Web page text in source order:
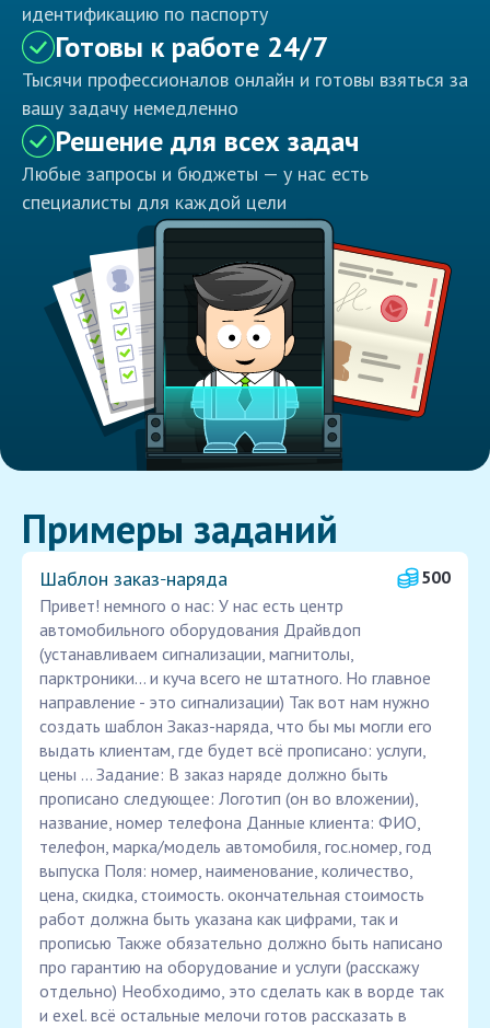
идентификацию по паспорту
Готовы к работе 24/7
Тысячи профессионалов онлайн и готовы взяться за
вашу задачу немедленно
Решение для всех задач
Любые запросы и бюджеты — у нас есть
специалисты для каждой цели
Примеры заданий
Шаблон заказ‑наряда
500
Привет! немного о нас: У нас есть центр
автомобильного оборудования Драйвдоп
(устанавливаем сигнализации, магнитолы,
парктроники... и куча всего не штатного. Но главное
направление - это сигнализации) Так вот нам нужно
создать шаблон Заказ-наряда, что бы мы могли его
выдать клиентам, где будет всё прописано: услуги,
цены ... Задание: В заказ наряде должно быть
прописано следующее: Логотип (он во вложении),
название, номер телефона Данные клиента: ФИО,
телефон, марка/модель автомобиля, гос.номер, год
выпуска Поля: номер, наименование, количество,
цена, скидка, стоимость. окончательная стоимость
работ должна быть указана как цифрами, так и
прописью Также обязательно должно быть написано
про гарантию на оборудование и услуги (расскажу
отдельно) Необходимо, это сделать как в ворде так
и exel. всё остальные мелочи готов рассказать в